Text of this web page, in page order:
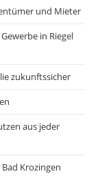
und Mieter
in Riegel
zukunftssicher
aus jeder
Krozingen